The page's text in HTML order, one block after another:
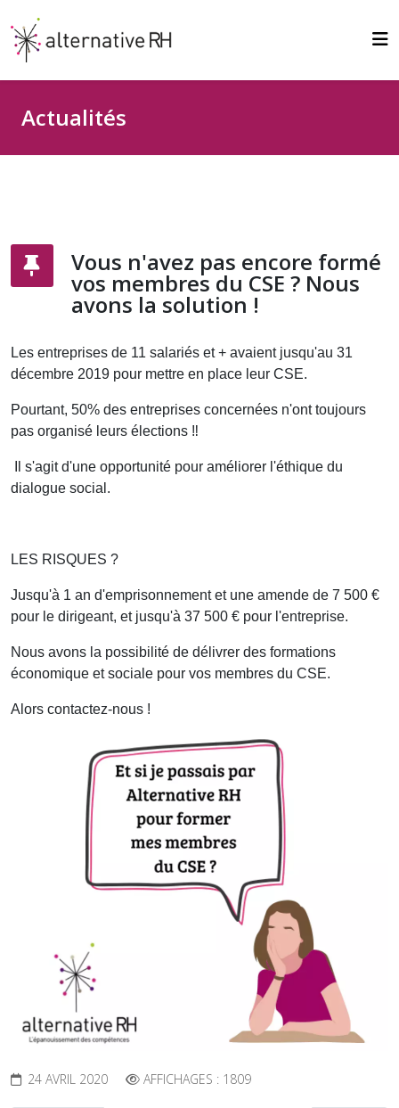
Actualités
Vous n'avez pas encore formé
vos membres du CSE ? Nous
avons la solution !
Les entreprises de 11 salariés et + avaient jusqu'au 31
décembre 2019 pour mettre en place leur CSE.
Pourtant, 50% des entreprises concernées n'ont toujours
pas organisé leurs élections ‼️
Il s'agit d'une opportunité pour améliorer l'éthique du
dialogue social.
LES RISQUES ?
Jusqu'à 1 an d'emprisonnement et une amende de 7 500 €
pour le dirigeant, et jusqu'à 37 500 € pour l'entreprise.
Nous avons la possibilité de délivrer des formations
économique et sociale pour vos membres du CSE.
Alors contactez-nous !
24 AVRIL 2020 AFFICHAGES : 1809